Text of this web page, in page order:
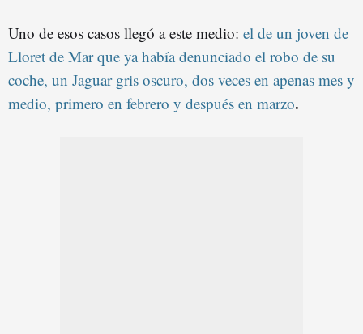
Uno de esos casos llegó a este medio: el de un joven de
Lloret de Mar que ya había denunciado el robo de su
coche, un Jaguar gris oscuro, dos veces en apenas mes y
medio, primero en febrero y después en marzo.